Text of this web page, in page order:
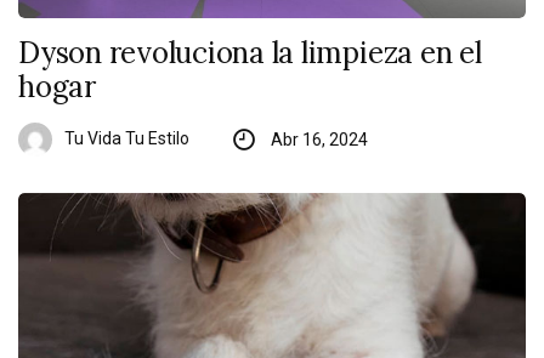
Dyson revoluciona la limpieza en el
hogar
Tu Vida Tu Estilo Abr 16, 2024